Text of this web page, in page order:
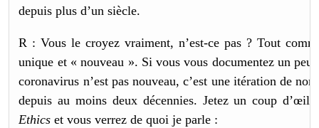
depuis plus d’un siècle.
R : Vous le croyez vraiment, n’est-ce pas ? Tout
unique et « nouveau ». Si vous vous documentez un
coronavirus n’est pas nouveau, c’est une itération de
depuis au moins deux décennies. Jetez un coup d’œil
Ethics et vous verrez de quoi je parle :